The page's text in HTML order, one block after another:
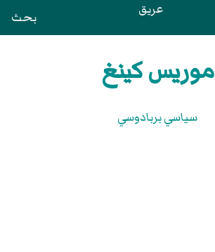
عريق بحث
موريس كينغ
سياسي بربادوسي